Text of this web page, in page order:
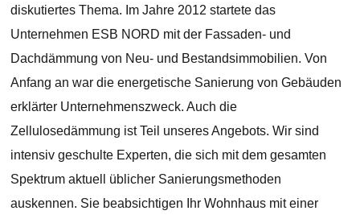
diskutiertes Thema. Im Jahre 2012 startete das
Unternehmen ESB NORD mit der Fassaden- und
Dachdämmung von Neu- und Bestandsimmobilien. Von
Anfang an war die energetische Sanierung von Gebäuden
erklärter Unternehmenszweck. Auch die
Zellulosedämmung ist Teil unseres Angebots. Wir sind
intensiv geschulte Experten, die sich mit dem gesamten
Spektrum aktuell üblicher Sanierungsmethoden
auskennen. Sie beabsichtigen Ihr Wohnhaus mit einer